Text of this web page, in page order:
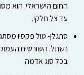
החום הישראלי. הוא
עד צל חלקי.
סתגלן- טול פקסיו
נשתל. השורשים
בכל סוג אדמה.